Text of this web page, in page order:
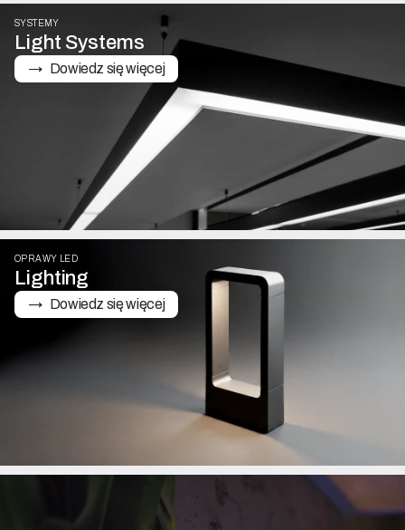
SYSTEMY
Light Systems
→   Dowiedz się więcej
OPRAWY LED
Lighting
→   Dowiedz się więcej